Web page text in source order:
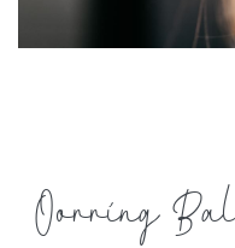
Oorring